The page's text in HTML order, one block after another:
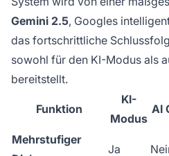
Gemini 2.5, Googles
das fortschrittliche
sowohl für den KI-Modus als
bereitstellt.
Funktion
KI-
Modus
AI
Mehrstufiger
Ja